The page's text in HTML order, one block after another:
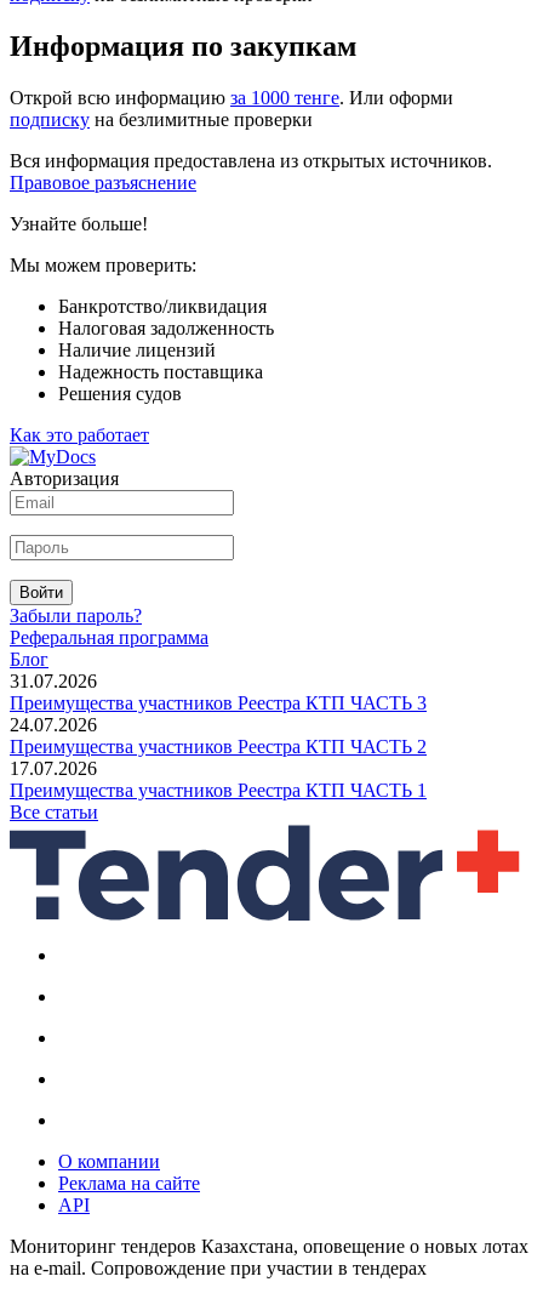
Информация по закупкам
Открой всю информацию за 1000 тенге. Или оформи
подписку на безлимитные проверки
Вся информация предоставлена из открытых источников.
Правовое разъяснение
Узнайте больше!
Мы можем проверить:
Банкротство/ликвидация
Налоговая задолженность
Наличие лицензий
Надежность поставщика
Решения судов
Как это работает
Авторизация
Войти
Забыли пароль?
Реферальная программа
Блог
31.07.2026
Преимущества участников Реестра КТП ЧАСТЬ 3
24.07.2026
Преимущества участников Реестра КТП ЧАСТЬ 2
17.07.2026
Преимущества участников Реестра КТП ЧАСТЬ 1
Все статьи
О компании
Реклама на сайте
API
Мониторинг тендеров Казахстана, оповещение о новых лотах
на e-mail. Сопровождение при участии в тендерах